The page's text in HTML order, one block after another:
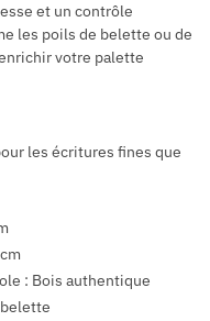
et un contrôle
les poils de belette ou de
votre palette
les écritures fines que
: Bois authentique